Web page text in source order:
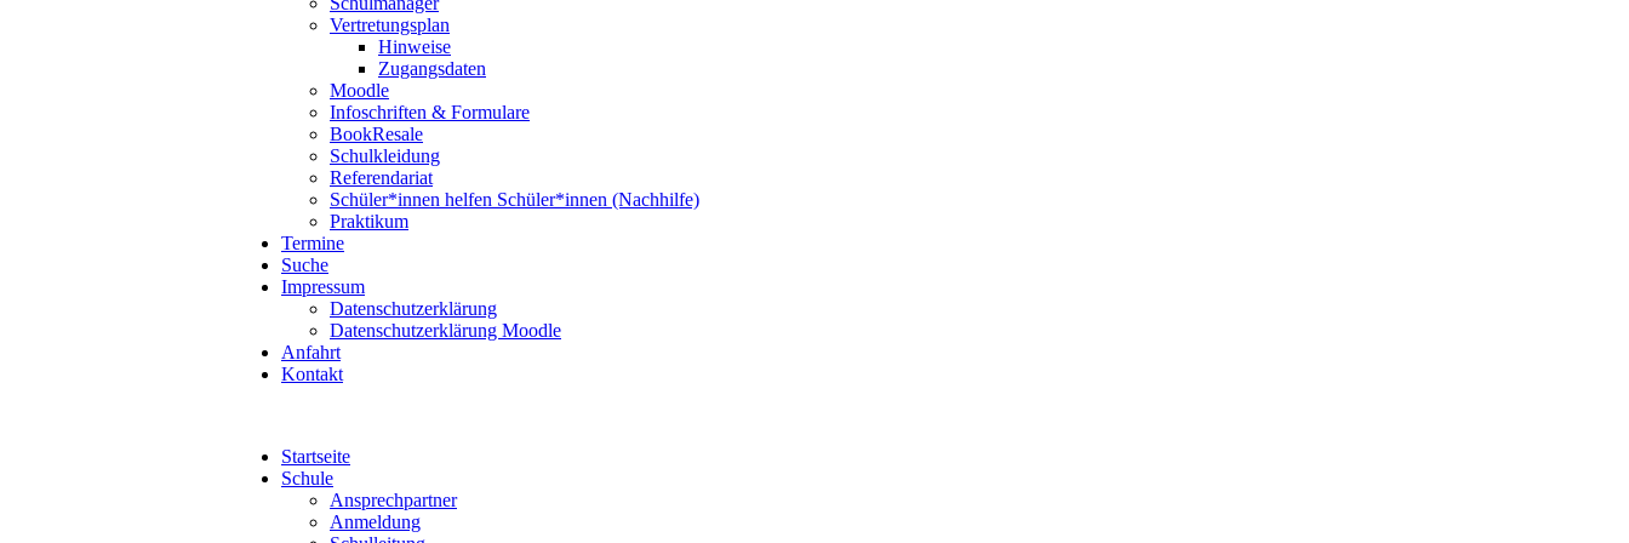
Vertretungsplan
Hinweise
Zugangsdaten
Moodle
Infoschriften & Formulare
BookResale
Schulkleidung
Referendariat
Schüler*innen helfen Schüler*innen (Nachhilfe)
Praktikum
Termine
Suche
Impressum
Datenschutzerklärung
Datenschutzerklärung Moodle
Anfahrt
Kontakt
Startseite
Schule
Ansprechpartner
Anmeldung